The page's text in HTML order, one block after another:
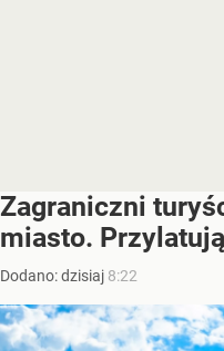
Zagraniczni
miasto.
Dodano:dzisiaj 8:22